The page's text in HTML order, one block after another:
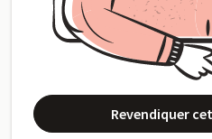
Revendiquer